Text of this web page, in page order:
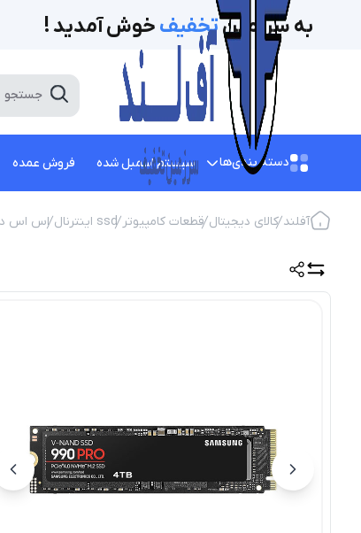
به سرزمینتخفیف‌ خوش آمدید !
دسته بندی‌ها سیستم اسمبل شده فروش عمده
آفلند کالای دیجیتال قطعات کامپیوتر ssd اینترنال اس اس